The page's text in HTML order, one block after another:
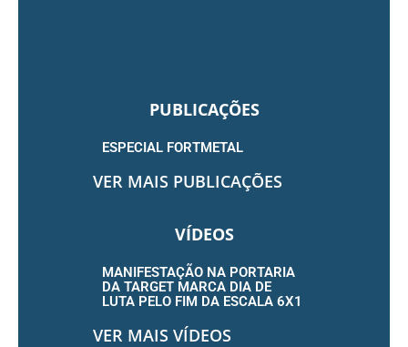
PUBLICAÇÕES
ESPECIAL FORTMETAL
VER MAIS PUBLICAÇÕES
VÍDEOS
MANIFESTAÇÃO NA PORTARIA
DA TARGET MARCA DIA DE
LUTA PELO FIM DA ESCALA 6X1
VER MAIS VÍDEOS